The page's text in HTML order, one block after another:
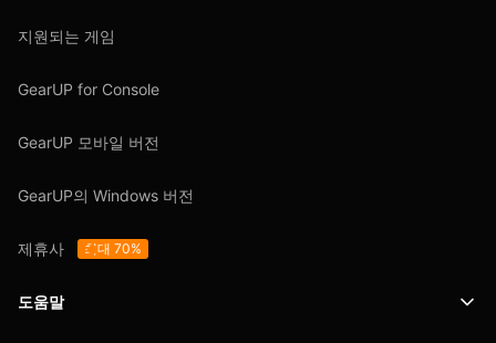
지원되는 게임
GearUP for Console
GearUP 모바일 버전
GearUP의 Windows 버전
제휴사 최대 70%
도움말